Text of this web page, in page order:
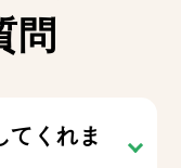
問
てくれま